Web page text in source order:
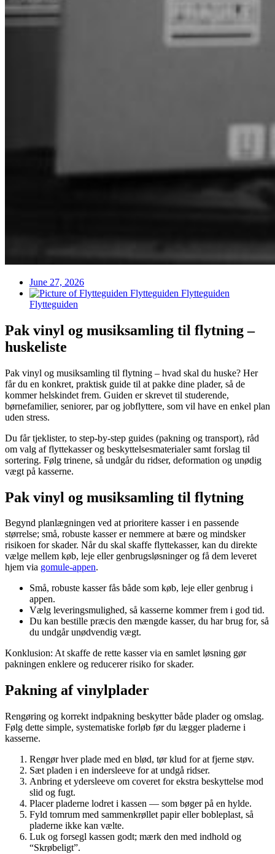
June 27, 2026
Flytteguiden
Flytteguiden
Pak vinyl og musiksamling til flytning –
huskeliste
Pak vinyl og musiksamling til flytning – hvad skal du huske? Her
får du en konkret, praktisk guide til at pakke dine plader, så de
kommer helskindet frem. Guiden er skrevet til studerende,
børnefamilier, seniorer, par og jobflyttere, som vil have en enkel plan
uden stress.
Du får tjeklister, to step-by-step guides (pakning og transport), råd
om valg af flyttekasser og beskyttelsesmaterialer samt forslag til
sortering. Følg trinene, så undgår du ridser, deformation og unødig
vægt på kasserne.
Pak vinyl og musiksamling til flytning
Begynd planlægningen ved at prioritere kasser i en passende
størrelse; små, robuste kasser er nemmere at bære og mindsker
risikoen for skader. Når du skal skaffe flyttekasser, kan du direkte
vælge mellem køb, leje eller genbrugsløsninger og få dem leveret
hjem via gomule-appen.
Små, robuste kasser fås både som køb, leje eller genbrug i
appen.
Vælg leveringsmulighed, så kasserne kommer frem i god tid.
Du kan bestille præcis den mængde kasser, du har brug for, så
du undgår unødvendig vægt.
Konklusion: At skaffe de rette kasser via en samlet løsning gør
pakningen enklere og reducerer risiko for skader.
Pakning af vinylplader
Rengøring og korrekt indpakning beskytter både plader og omslag.
Følg dette simple, systematiske forløb før du lægger pladerne i
kasserne.
Rengør hver plade med en blød, tør klud for at fjerne støv.
Sæt pladen i en indersleeve for at undgå ridser.
Anbring et ydersleeve om coveret for ekstra beskyttelse mod
slid og fugt.
Placer pladerne lodret i kassen — som bøger på en hylde.
Fyld tomrum med sammenkrøllet papir eller bobleplast, så
pladerne ikke kan vælte.
Luk og forsegl kassen godt; mærk den med indhold og
“Skrøbeligt”.